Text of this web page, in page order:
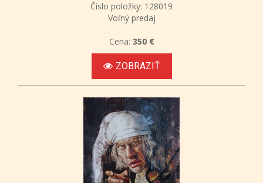
Číslo položky: 128019
Voľný predaj
Cena: 350 €
ZOBRAZIŤ